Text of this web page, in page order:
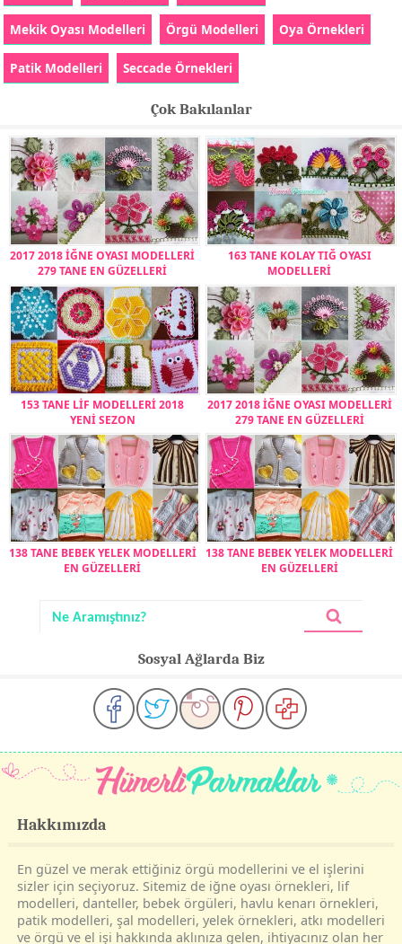
Mekik Oyası Modelleri Örgü Modelleri Oya Örnekleri
Patik Modelleri Seccade Örnekleri
Çok Bakılanlar
2017 2018 İĞNE OYASI MODELLERİ
279 TANE EN GÜZELLERİ
163 TANE KOLAY TIĞ OYASI
MODELLERİ
153 TANE LİF MODELLERİ 2018
YENİ SEZON
2017 2018 İĞNE OYASI MODELLERİ
279 TANE EN GÜZELLERİ
138 TANE BEBEK YELEK MODELLERİ
EN GÜZELLERİ
138 TANE BEBEK YELEK MODELLERİ
EN GÜZELLERİ
Sosyal Ağlarda Biz
Hakkımızda
En güzel ve merak ettiğiniz örgü modellerini ve el işlerini
sizler için seçiyoruz. Sitemiz de iğne oyası örnekleri, lif
modelleri, danteller, bebek örgüleri, havlu kenarı örnekleri,
patik modelleri, şal modelleri, yelek örnekleri, atkı modelleri
ve örgü ve el işi hakkında aklınıza gelen, ihtiyacınız olan her